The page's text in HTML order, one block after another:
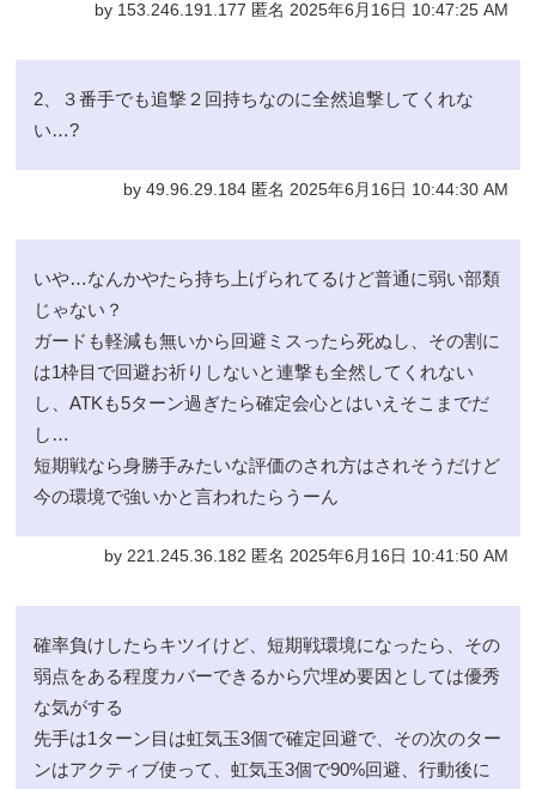
by 153.246.191.177 匿名 2025年6月16日 10:47:25 AM
2、３番手でも追撃２回持ちなのに全然追撃してくれな
い…?
by 49.96.29.184 匿名 2025年6月16日 10:44:30 AM
いや…なんかやたら持ち上げられてるけど普通に弱い部類
じゃない？
ガードも軽減も無いから回避ミスったら死ぬし、その割に
は1枠目で回避お祈りしないと連撃も全然してくれない
し、ATKも5ターン過ぎたら確定会心とはいえそこまでだ
し…
短期戦なら身勝手みたいな評価のされ方はされそうだけど
今の環境で強いかと言われたらうーん
by 221.245.36.182 匿名 2025年6月16日 10:41:50 AM
確率負けしたらキツイけど、短期戦環境になったら、その
弱点をある程度カバーできるから穴埋め要因としては優秀
な気がする
先手は1ターン目は虹気玉3個で確定回避で、その次のター
ンはアクティブ使って、虹気玉3個で90%回避、行動後に